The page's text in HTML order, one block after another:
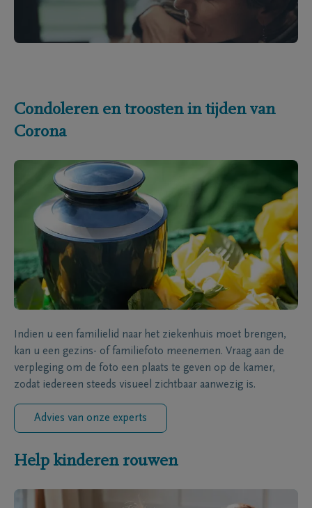
Condoleren en troosten in tijden van
Corona
Indien u een familielid naar het ziekenhuis moet brengen,
kan u een gezins- of familiefoto meenemen. Vraag aan de
verpleging om de foto een plaats te geven op de kamer,
zodat iedereen steeds visueel zichtbaar aanwezig is.
Advies van onze experts
Help kinderen rouwen